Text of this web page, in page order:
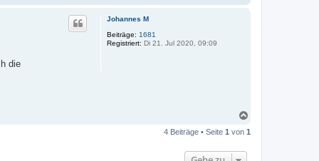
Johannes M
Beiträge: 1681
Registriert: Di 21. Jul 2020, 09:09
die
c
4 Beiträge • Seite 1 von 1